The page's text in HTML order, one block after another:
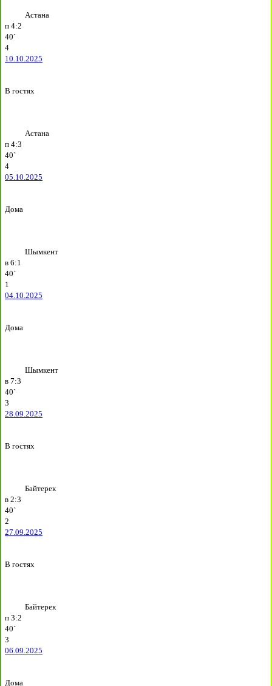
Астана
п 4:2
40`
4
10.10.2025
В гостях
Астана
п 4:3
40`
4
05.10.2025
Дома
Шымкент
в 6:1
40`
1
04.10.2025
Дома
Шымкент
в 7:3
40`
3
28.09.2025
В гостях
Байтерек
в 2:3
40`
2
27.09.2025
В гостях
Байтерек
п 3:2
40`
3
06.09.2025
Дома